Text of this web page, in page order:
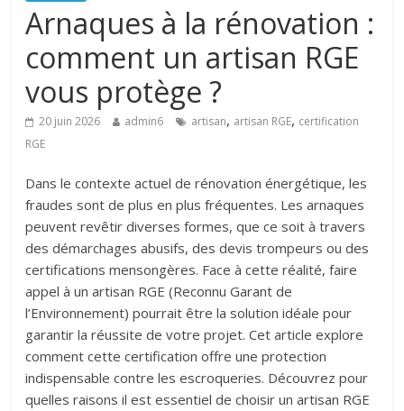
Arnaques à la rénovation :
comment un artisan RGE
vous protège ?
20 juin 2026 admin6 artisan, artisan RGE, certification
RGE
Dans le contexte actuel de rénovation énergétique, les
fraudes sont de plus en plus fréquentes. Les arnaques
peuvent revêtir diverses formes, que ce soit à travers
des démarchages abusifs, des devis trompeurs ou des
certifications mensongères. Face à cette réalité, faire
appel à un artisan RGE (Reconnu Garant de
l’Environnement) pourrait être la solution idéale pour
garantir la réussite de votre projet. Cet article explore
comment cette certification offre une protection
indispensable contre les escroqueries. Découvrez pour
quelles raisons il est essentiel de choisir un artisan RGE